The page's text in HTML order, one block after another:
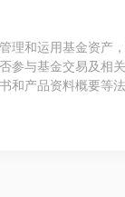
和运用基金资
与基金交易及
产品资料概要